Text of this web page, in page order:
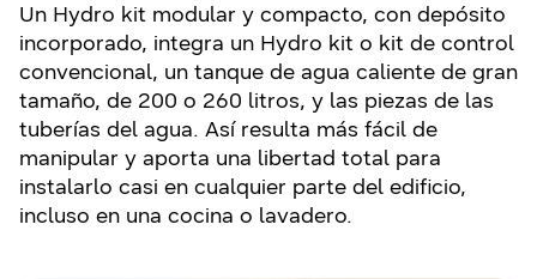
Un Hydro kit modular y compacto, con depósito
incorporado, integra un Hydro kit o kit de control
convencional, un tanque de agua caliente de gran
tamaño, de 200 o 260 litros, y las piezas de las
tuberías del agua. Así resulta más fácil de
manipular y aporta una libertad total para
instalarlo casi en cualquier parte del edificio,
incluso en una cocina o lavadero.